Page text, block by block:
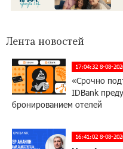
Лента новостей
17:04:32 8-08-
«Срочно
IDBank
бронированием отелей
16:41:02 8-08-